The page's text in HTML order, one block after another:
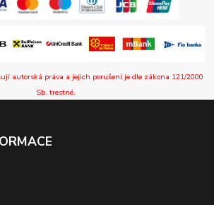
autorská práva a jejich porušení je dle zákona 121/2000
Sb. trestné.